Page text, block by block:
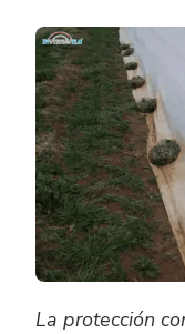
La protección